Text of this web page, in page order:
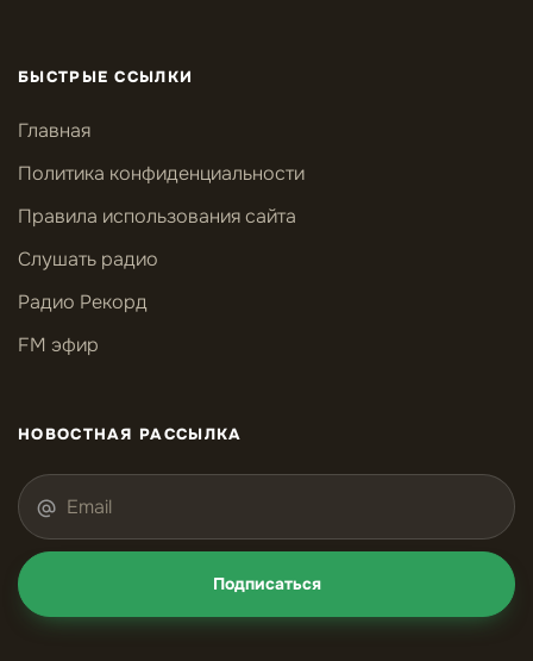
БЫСТРЫЕ ССЫЛКИ
Главная
Политика конфиденциальности
Правила использования сайта
Слушать радио
Радио Рекорд
FM эфир
НОВОСТНАЯ РАССЫЛКА
Подписаться